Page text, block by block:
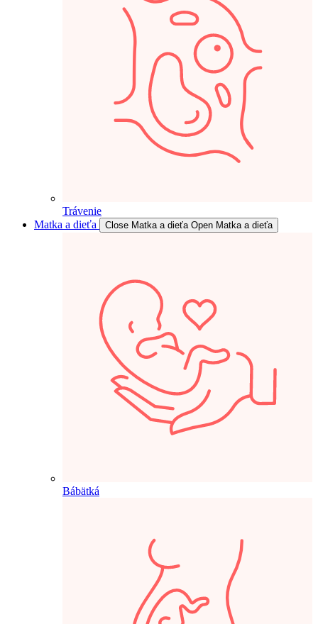
Trávenie
Matka a dieťa
Close Matka a dieťa Open Matka a dieťa
Bábätká